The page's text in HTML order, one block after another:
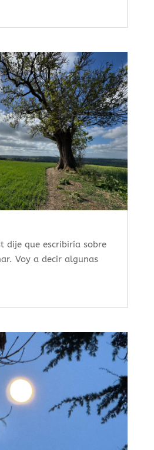
dije que escribiría sobre
Voy a decir algunas